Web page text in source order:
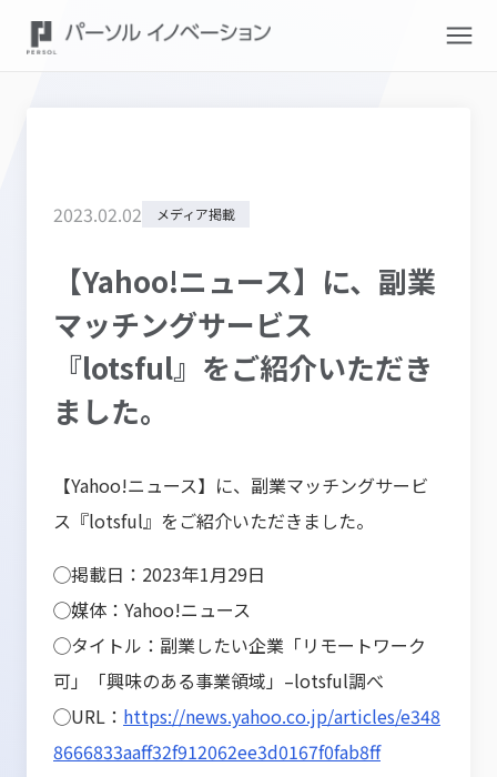
2023.02.02 メディア掲載
【Yahoo!ニュース】に、副業
マッチングサービス
『lotsful』をご紹介いただき
ました。
【Yahoo!ニュース】に、副業マッチングサービ
ス『lotsful』をご紹介いただきました。
◯掲載日：2023年1月29日
◯媒体：Yahoo!ニュース
◯タイトル：副業したい企業「リモートワーク
可」「興味のある事業領域」–lotsful調べ
◯URL： https://news.yahoo.co.jp/articles/e348
8666833aaff32f912062ee3d0167f0fab8ff